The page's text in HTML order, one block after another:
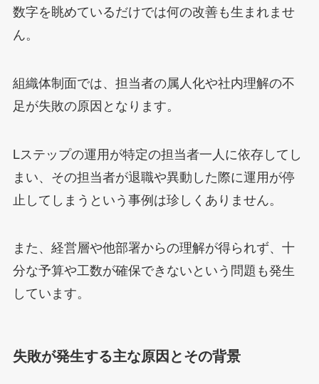
数字を眺めているだけでは何の改善も生まれませ
ん。
組織体制面では、担当者の属人化や社内理解の不
足が失敗の原因となります。
Lステップの運用が特定の担当者一人に依存してし
まい、その担当者が退職や異動した際に運用が停
止してしまうという事例は珍しくありません。
また、経営層や他部署からの理解が得られず、十
分な予算や工数が確保できないという問題も発生
しています。
失敗が発生する主な原因とその背景